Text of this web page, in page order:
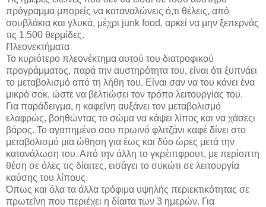
πρόγραμμα μπορείς να καταναλώνεις ό,τι θέλεις, από
σουβλάκια και γλυκά, μέχρι junk food, αρκεί να μην ξεπερνάς
τις 1.500 θερμίδες.
Πλεονεκτήματα
Το κυριότερο πλεονέκτημα αυτού του διατροφικού
προγράμματος, παρά την αυστηρότητα του, είναι ότι ξυπνάει
το μεταβολισμό από τη λήθη του. Είναι σαν να του κάνει ένα
μικρό σοκ, ώστε να βελτιώσει τον τρόπο λειτουργίας του.
Για παράδειγμα, η καφεΐνη αυξάνει τον μεταβολισμό
ελαφρώς, βοηθώντας το σώμα να κάψει λίπος και να χάσεςι
βάρος. Το αγαπημένο σου πρωινό φλιτζάνι καφέ δίνει στο
μεταβολισμό μια ώθηση για έως και δύο ώρες μετά την
κατανάλωση του. Από την άλλη το γκρέιπφρουτ, με περίοπτη
θέση σε όλες τις δίαιτες, εισάγει το συκώτι σε λειτουργία
καύσης του λίπους.
Όπως και όλα τα άλλα τρόφιμα υψηλής περιεκτικότητας σε
πρωτεΐνη που περιέχει η δίαιτα των 3 ημερών. Για